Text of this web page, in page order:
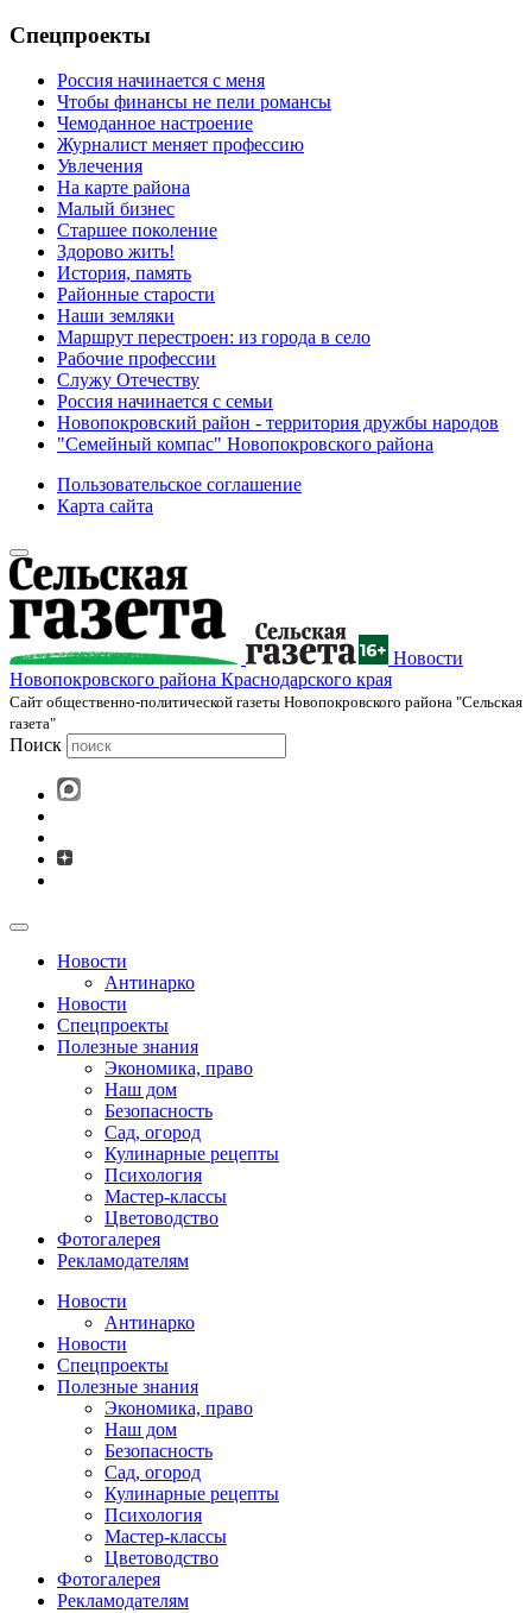
Спецпроекты
Россия начинается с меня
Чтобы финансы не пели романсы
Чемоданное настроение
Журналист меняет профессию
Увлечения
На карте района
Малый бизнес
Старшее поколение
Здорово жить!
История, память
Районные старости
Наши земляки
Маршрут перестроен: из города в село
Рабочие профессии
Служу Отечеству
Россия начинается с семьи
Новопокровский район - территория дружбы народов
"Семейный компас" Новопокровского района
Пользовательское соглашение
Карта сайта
Новости
Новопокровского района Краснодарского края
Cайт общественно-политической газеты Новопокровского района "Сельская
газета"
Поиск
Новости
Антинарко
Новости
Спецпроекты
Полезные знания
Экономика, право
Наш дом
Безопасность
Сад, огород
Кулинарные рецепты
Психология
Мастер-классы
Цветоводство
Фотогалерея
Рекламодателям
Новости
Антинарко
Новости
Спецпроекты
Полезные знания
Экономика, право
Наш дом
Безопасность
Сад, огород
Кулинарные рецепты
Психология
Мастер-классы
Цветоводство
Фотогалерея
Рекламодателям